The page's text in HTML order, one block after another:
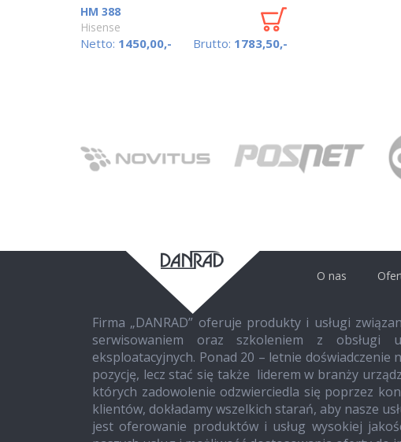
HM 388
Hisense
Netto: 1450,00,- Brutto: 1783,50,-
O nas
Firma „DANRAD” oferuje produkty i usługi
serwisowaniem oraz szkoleniem z obsługi
eksploatacyjnych. Ponad 20 – letnie
pozycję, lecz stać się także liderem w branży
których zadowolenie odzwierciedla się poprzez
klientów, dokładamy wszelkich starań, aby nasze
jest oferowanie produktów i usług wysokiej